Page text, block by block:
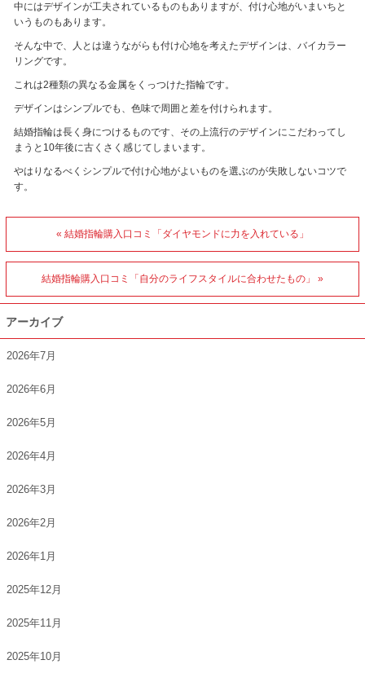
中にはデザインが工夫されているものもありますが、付け心地がいまいちと
いうものもあります。
そんな中で、人とは違うながらも付け心地を考えたデザインは、バイカラー
リングです。
これは2種類の異なる金属をくっつけた指輪です。
デザインはシンプルでも、色味で周囲と差を付けられます。
結婚指輪は長く身につけるものです、その上流行のデザインにこだわってし
まうと10年後に古くさく感じてしまいます。
やはりなるべくシンプルで付け心地がよいものを選ぶのが失敗しないコツで
す。
« 結婚指輪購入口コミ「ダイヤモンドに力を入れている」
結婚指輪購入口コミ「自分のライフスタイルに合わせたもの」 »
アーカイブ
2026年7月
2026年6月
2026年5月
2026年4月
2026年3月
2026年2月
2026年1月
2025年12月
2025年11月
2025年10月